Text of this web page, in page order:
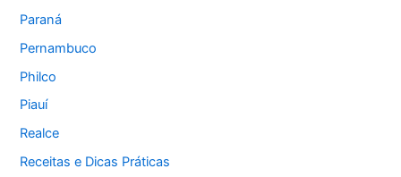
Paraná
Pernambuco
Philco
Piauí
Realce
Receitas e Dicas Práticas